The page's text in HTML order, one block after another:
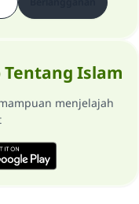
Tentang Islam
menjelajah